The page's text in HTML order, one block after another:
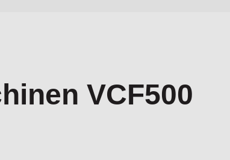
VCF500